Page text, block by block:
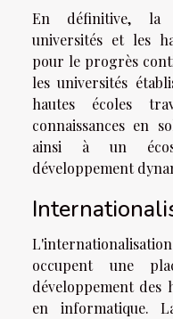
En définitive, la
universités et les
pour le progrès
les universités
hautes écoles
connaissances en
ainsi à un
développement
occupent une
développement des
en informatique.